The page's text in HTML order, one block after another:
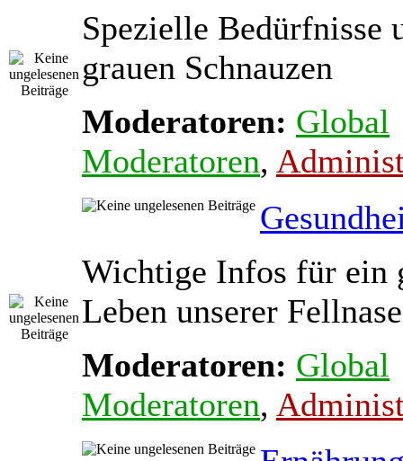
Spezielle Bedürfnisse
grauen Schnauzen
Moderatoren: Global
Moderatoren,
Wichtige Infos für ein
Leben unserer
Moderatoren: Global
Moderatoren,